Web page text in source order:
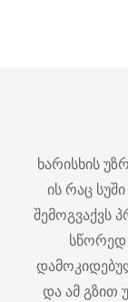
ხარისხის
ის რაც
შემოგვაქვს
სწორედ
და ამ გზით